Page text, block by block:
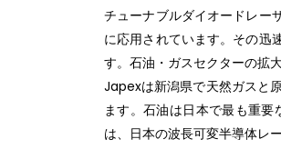
チューナブルダイオードレー
に応用されています。その迅
す。石油・ガスセクターの拡
Japexは新潟県で天然ガスと
ます。石油は日本で最も重
は、日本の波長可変半導体レ